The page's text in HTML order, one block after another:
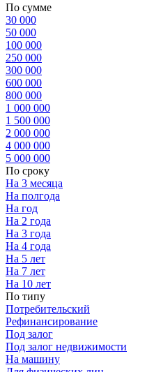
По сумме
30 000
50 000
100 000
250 000
300 000
600 000
800 000
1 000 000
1 500 000
2 000 000
4 000 000
5 000 000
По сроку
На 3 месяца
На полгода
На год
На 2 года
На 3 года
На 4 года
На 5 лет
На 7 лет
На 10 лет
По типу
Потребительский
Рефинансирование
Под залог
Под залог недвижимости
На машину